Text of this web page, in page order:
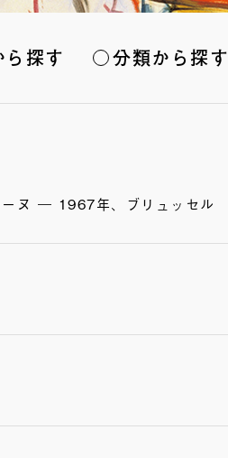
探す 分類から探す
ヌ ― 1967年、ブリュッセル